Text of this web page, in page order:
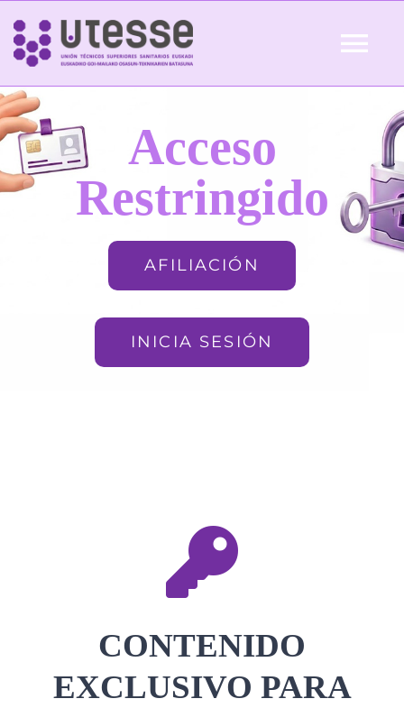
Skip
content
Inicio
QUIÉNES SOMOS Acceso
Restringido
AFILIACIÓN
INICIA SESIÓN
CONTENIDO
EXCLUSIVO PARA